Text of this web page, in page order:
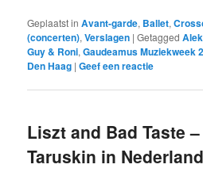
Geplaatst in Avant-garde, Ballet,
(concerten),Verslagen |Getagged
Guy & Roni,Gaudeamus Muziekweek
Den Haag |Geef een reactie
Liszt and Bad Taste –
Taruskin in